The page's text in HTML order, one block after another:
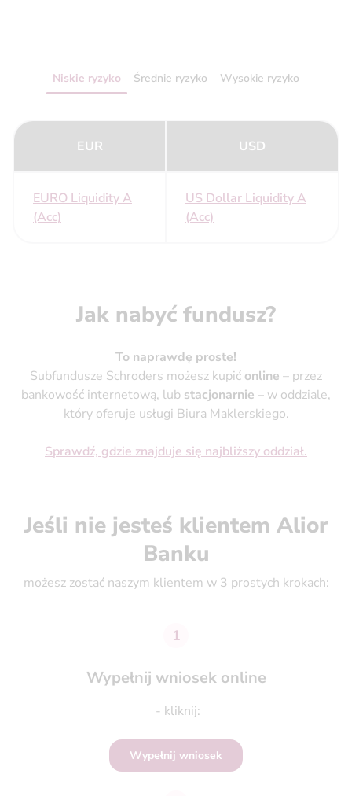
Niskie ryzyko Średnie ryzyko Wysokie ryzyko
EUR USD
EURO Liquidity A
(Acc)
US Dollar Liquidity A
(Acc)
Jak nabyć fundusz?
To naprawdę proste!
Subfundusze Schroders możesz kupić online – przez
bankowość internetową, lub stacjonarnie – w oddziale,
który oferuje usługi Biura Maklerskiego.
Sprawdź, gdzie znajduje się najbliższy oddział.
Jeśli nie jesteś klientem Alior
Banku
możesz zostać naszym klientem w 3 prostych krokach:
1
Wypełnij wniosek online
- kliknij:
Wypełnij wniosek